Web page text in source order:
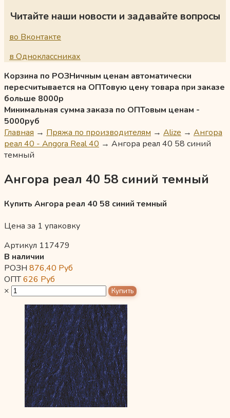
Читайте наши новости и задавайте вопросы
во Вконтакте
в Одноклассниках
Корзина по РОЗНичным ценам автоматически
пересчитывается на ОПТовую цену товара при заказе
больше 8000р
Минимальная сумма заказа по ОПТовым ценам -
5000руб
Главная → Пряжа по производителям → Alize → Ангора
реал 40 - Angora Real 40 → Ангора реал 40 58 синий
темный
Ангора реал 40 58 синий темный
Купить Ангора реал 40 58 синий темный
Цена за 1 упаковку
Артикул 117479
В наличии
РОЗН 876,40 Руб
ОПТ626 Руб
×